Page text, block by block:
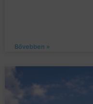
Bővebben »